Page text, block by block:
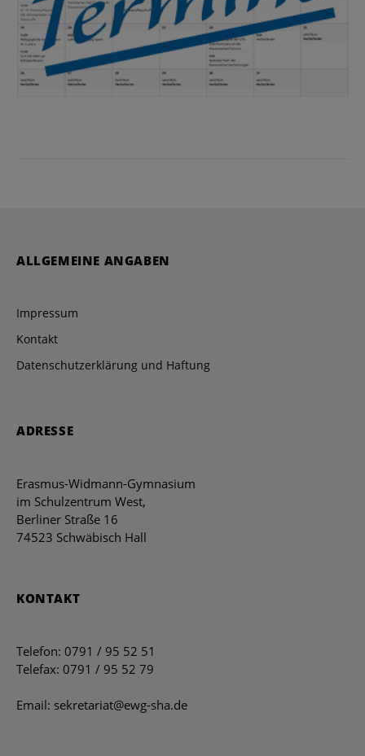
ALLGEMEINE ANGABEN
Impressum
Kontakt
Datenschutzerklärung und Haftung
ADRESSE
Erasmus-Widmann-Gymnasium
im Schulzentrum West,
Berliner Straße 16
74523 Schwäbisch Hall
KONTAKT
Telefon: 0791 / 95 52 51
Telefax: 0791 / 95 52 79
Email: sekretariat@ewg-sha.de